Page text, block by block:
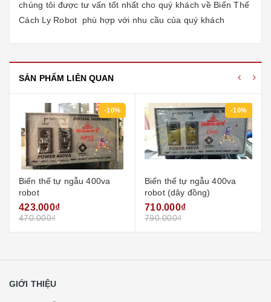
chúng tôi được tư vấn tốt nhất cho quý khách về Biến Thế
Cách Ly Robot phù hợp với nhu cầu của quý khách
SẢN PHẨM LIÊN QUAN
-10%
Biến thế tự ngẫu 400va
robot
423.000₫
470.000₫
-10%
Biến thế tự ngẫu 400va
robot (dây đồng)
710.000₫
790.000₫
GIỚI THIỆU